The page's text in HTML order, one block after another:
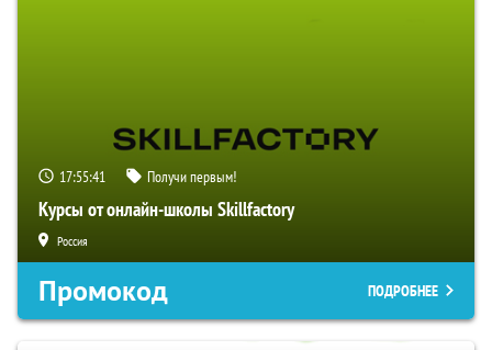
17:55:40 Получи первым!
Курсы от онлайн-школы Skillfactory
Россия
Промокод ПОДРОБНЕЕ